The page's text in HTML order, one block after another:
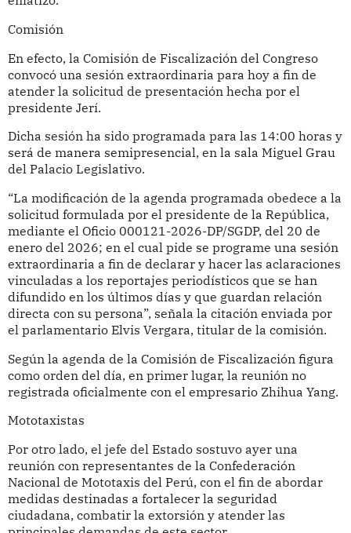
Comisión
En efecto, la Comisión de Fiscalización del Congreso
convocó una sesión extraordinaria para hoy a fin de
atender la solicitud de presentación hecha por el
presidente Jerí.
Dicha sesión ha sido programada para las 14:00 horas y
será de manera semipresencial, en la sala Miguel Grau
del Palacio Legislativo.
“La modificación de la agenda programada obedece a la
solicitud formulada por el presidente de la República,
mediante el Oficio 000121-2026-DP/SGDP, del 20 de
enero del 2026; en el cual pide se programe una sesión
extraordinaria a fin de declarar y hacer las aclaraciones
vinculadas a los reportajes periodísticos que se han
difundido en los últimos días y que guardan relación
directa con su persona”, señala la citación enviada por
el parlamentario Elvis Vergara, titular de la comisión.
Según la agenda de la Comisión de Fiscalización figura
como orden del día, en primer lugar, la reunión no
registrada oficialmente con el empresario Zhihua Yang.
Mototaxistas
Por otro lado, el jefe del Estado sostuvo ayer una
reunión con representantes de la Confederación
Nacional de Mototaxis del Perú, con el fin de abordar
medidas destinadas a fortalecer la seguridad
ciudadana, combatir la extorsión y atender las